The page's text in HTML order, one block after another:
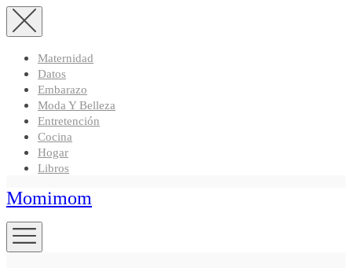
Maternidad
Datos
Embarazo
Moda Y Belleza
Entretención
Cocina
Hogar
Libros
Momimom